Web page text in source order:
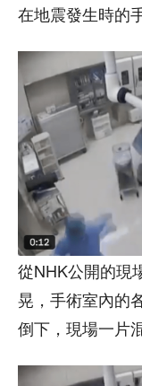
在地震發生時的
從NHK公開的現
晃，手術室內的
倒下，現場一片